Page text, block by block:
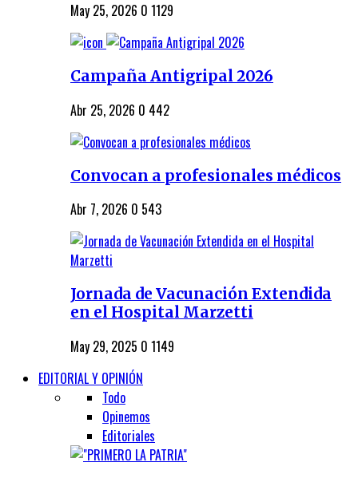
May 25, 2026 0 1129
Campaña Antigripal 2026
Abr 25, 2026 0 442
Convocan a profesionales médicos
Abr 7, 2026 0 543
Jornada de Vacunación Extendida
en el Hospital Marzetti
May 29, 2025 0 1149
EDITORIAL Y OPINIÓN
Todo
Opinemos
Editoriales